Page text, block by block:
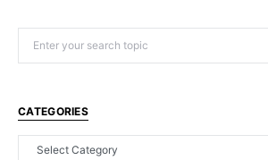
CATEGORIES